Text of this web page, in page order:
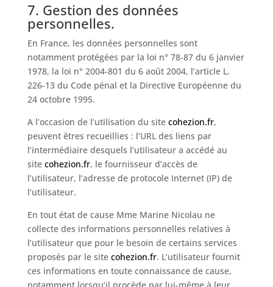
7. Gestion des données
personnelles.
En France, les données personnelles sont
notamment protégées par la loi n° 78-87 du 6 janvier
1978, la loi n° 2004-801 du 6 août 2004, l’article L.
226-13 du Code pénal et la Directive Européenne du
24 octobre 1995.
A l’occasion de l’utilisation du site cohezion.fr,
peuvent êtres recueillies : l’URL des liens par
l’intermédiaire desquels l’utilisateur a accédé au
site cohezion.fr, le fournisseur d’accès de
l’utilisateur, l’adresse de protocole Internet (IP) de
l’utilisateur.
En tout état de cause Mme Marine Nicolau ne
collecte des informations personnelles relatives à
l’utilisateur que pour le besoin de certains services
proposés par le site cohezion.fr. L’utilisateur fournit
ces informations en toute connaissance de cause,